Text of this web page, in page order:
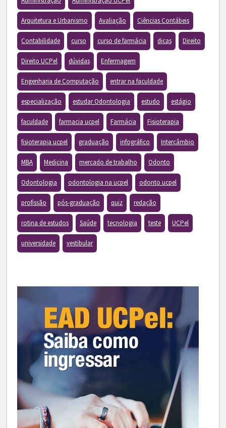
Arquitetura e Urbanismo Avaliação Ciências Contábeis
Contabilidade curso curso de farmácia dicas Direito
Direito UCPel dúvidas Enfermagem
Engenharia de Computação entrar na faculdade
especialização estudar Odontologia estudo estágio
faculdade farmacia ucpel Farmácia Fisioterapia
fisioterapia ucpel graduação infográfico Intercâmbio
MBA Medicina mercado de trabalho Odonto
Odontologia odontologia na ucpel odonto ucpel
profissão pós-graduação quiz redação
rotina de estudos Saúde tecnologia teste UCPel
universidade vestibular